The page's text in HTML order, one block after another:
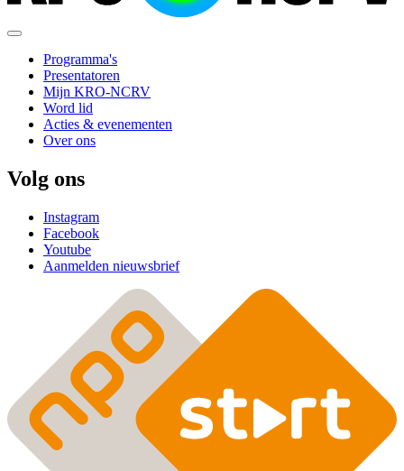
Programma's
Presentatoren
Mijn KRO-NCRV
Word lid
Acties & evenementen
Over ons
Volg ons
Instagram
Facebook
Youtube
Aanmelden nieuwsbrief